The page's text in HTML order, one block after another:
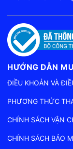
HƯỚNG DẪN
ĐIỀU KHOẢN VÀ
PHƯƠNG THỨC
CHÍNH SÁCH VẬN
CHÍNH SÁCH BẢO